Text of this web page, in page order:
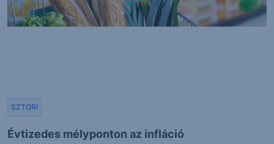
Évtizedes mélyponton az infláció
SZTORI